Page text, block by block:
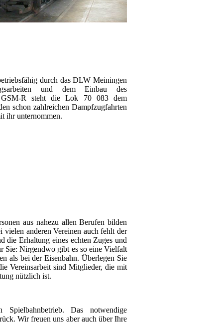
durch das DLW Meiningen
und dem Einbau des
GSM-R steht die Lok 70 083 dem
schon zahlreichen Dampfzugfahrten
ihr unternommen.
aus nahezu allen Berufen bilden
anderen Vereinen auch fehlt der
die Erhaltung eines echten Zuges und
Sie: Nirgendwo gibt es so eine Vielfalt
als bei der Eisenbahn. Überlegen Sie
Vereinsarbeit sind Mitglieder, die mit
nützlich ist.
Das notwendige
Wir freuen uns aber auch über Ihre